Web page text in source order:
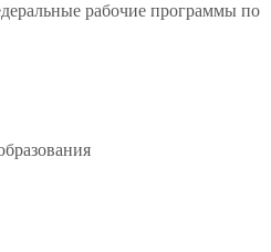
рабочие программы по